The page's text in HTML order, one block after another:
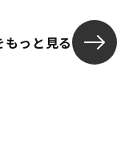
レゼっと見る